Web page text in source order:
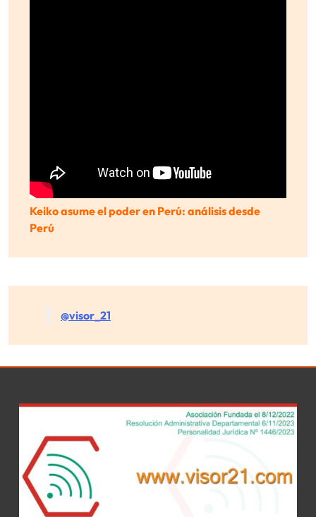
Keiko asume el poder en Perú: análisis desde
Perú
@visor_21